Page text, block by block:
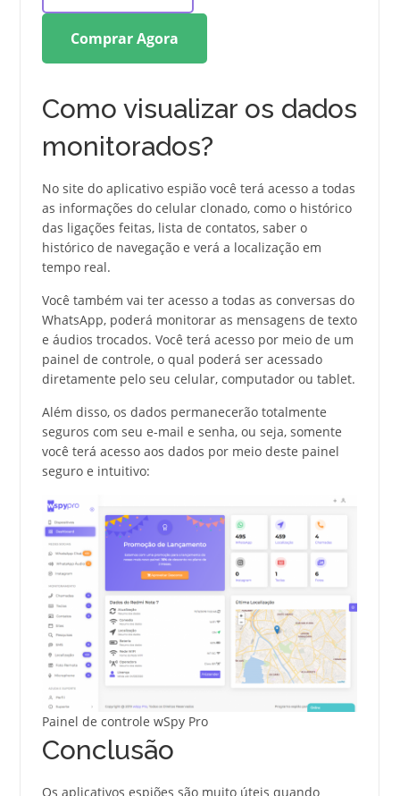
Comprar Agora
Como visualizar os dados
monitorados?
No site do aplicativo espião você terá acesso a todas
as informações do celular clonado, como o histórico
das ligações feitas, lista de contatos, saber o
histórico de navegação e verá a localização em
tempo real.
Você também vai ter acesso a todas as conversas do
WhatsApp, poderá monitorar as mensagens de texto
e áudios trocados. Você terá acesso por meio de um
painel de controle, o qual poderá ser acessado
diretamente pelo seu celular, computador ou tablet.
Além disso, os dados permanecerão totalmente
seguros com seu e-mail e senha, ou seja, somente
você terá acesso aos dados por meio deste painel
seguro e intuitivo:
Painel de controle wSpy Pro
Conclusão
Os aplicativos espiões são muito úteis quando